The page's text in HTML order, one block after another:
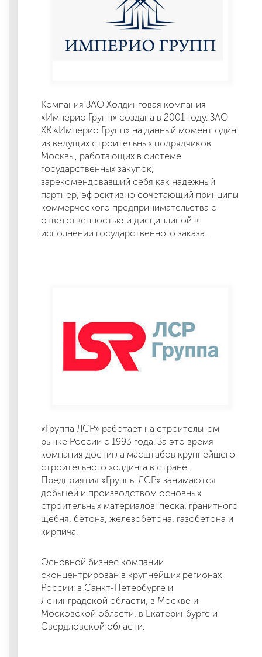
Компания ЗАО Холдинговая компания
«Империо Групп» создана в 2001 году. ЗАО
ХК «Империо Групп» на данный момент один
из ведущих строительных подрядчиков
Москвы, работающих в системе
государственных закупок,
зарекомендовавший себя как надежный
партнер, эффективно сочетающий принципы
коммерческого предпринимательства с
ответственностью и дисциплиной в
исполнении государственного заказа.
«Группа ЛСР» работает на строительном
рынке России с 1993 года. За это время
компания достигла масштабов крупнейшего
строительного холдинга в стране.
Предприятия «Группы ЛСР» занимаются
добычей и производством основных
строительных материалов: песка, гранитного
щебня, бетона, железобетона, газобетона и
кирпича.
Основной бизнес компании
сконцентрирован в крупнейших регионах
России: в Санкт-Петербурге и
Ленинградской области, в Москве и
Московской области, в Екатеринбурге и
Свердловской области.